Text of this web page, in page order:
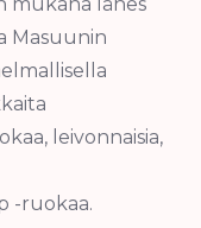
Masuunin
leivonnaisia,
-ruokaa.